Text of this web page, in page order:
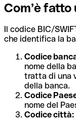
Com’è fatto
Il codice BIC/
che identifica la
Codice
nome della
tratta di una
della banca.
Codice
nome del
Codice città: